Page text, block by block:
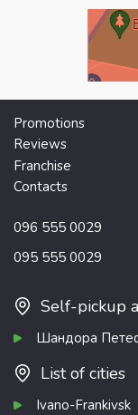
Promotions
Reviews
Franchise
Contacts
096 555 0029
095 555 0029
Self-pickup
Шандора
List of cities
Ivano-Frankivsk